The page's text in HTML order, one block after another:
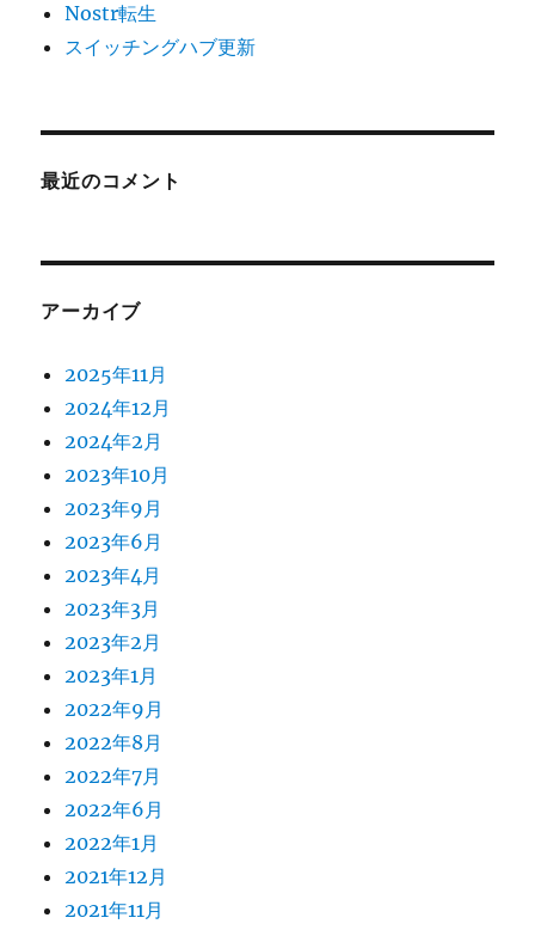
Nostr転生
スイッチングハブ更新
最近のコメント
アーカイブ
2025年11月
2024年12月
2024年2月
2023年10月
2023年9月
2023年6月
2023年4月
2023年3月
2023年2月
2023年1月
2022年9月
2022年8月
2022年7月
2022年6月
2022年1月
2021年12月
2021年11月